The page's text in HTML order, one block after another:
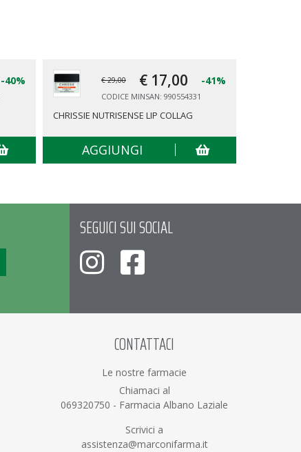
-40% € 29,00 € 17,00 -41%
CODICE MINSAN: 990554331
CHRISSIE NUTRISENSE LIP COLLAG
AGGIUNGI
SEGUICI SUI SOCIAL
CONTATTACI
Le nostre farmacie
Chiamaci al
069320750 - Farmacia Albano Laziale
Scrivici a
assistenza@marconifarma.it